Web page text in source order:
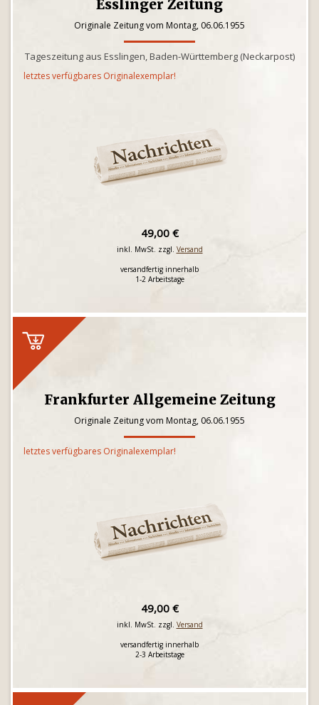
Esslinger Zeitung
Originale Zeitung vom Montag, 06.06.1955
Tageszeitung aus Esslingen, Baden-Württemberg (Neckarpost)
letztes verfügbares Originalexemplar!
49,00 €
inkl. MwSt. zzgl. Versand
versandfertig innerhalb
1-2 Arbeitstage
Frankfurter Allgemeine Zeitung
Originale Zeitung vom Montag, 06.06.1955
letztes verfügbares Originalexemplar!
49,00 €
inkl. MwSt. zzgl. Versand
versandfertig innerhalb
2-3 Arbeitstage